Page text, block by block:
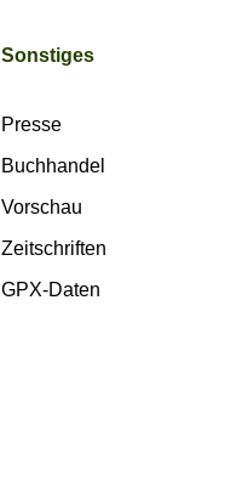
Sonstiges
Presse
Buchhandel
Vorschau
Zeitschriften
GPX-Daten